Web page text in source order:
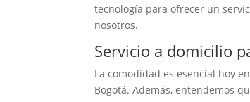
tecnología para ofrecer un
nosotros.
Servicio a domicilio
La comodidad es esencial hoy
Bogotá. Además, entendemos